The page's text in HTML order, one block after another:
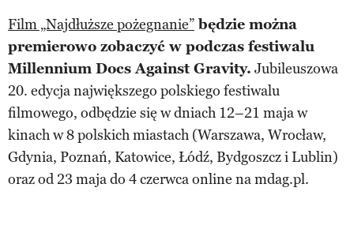
Film „Najdłuższe pożegnanie”będzie można
premierowo zobaczyć w podczas festiwalu
Millennium Docs Against Gravity. Jubileuszowa
20. edycja największego polskiego festiwalu
filmowego, odbędzie się w dniach 12–21 maja w
kinach w 8 polskich miastach (Warszawa, Wrocław,
Gdynia, Poznań, Katowice, Łódź, Bydgoszcz i Lublin)
oraz od 23 maja do 4 czerwca online na mdag.pl.